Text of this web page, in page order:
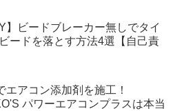
】ビードブレーカー無しでタイ
ードを落とす方法4選【自己責
エアコン添加剤を施工！
パワーエアコンプラスは本当